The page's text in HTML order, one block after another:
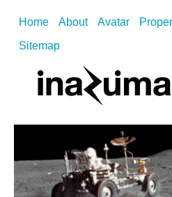
Home About Avatar
Sitemap